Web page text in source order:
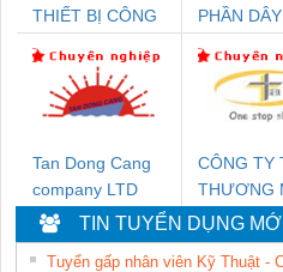
THIẾT BỊ CÔNG
SETSUBI VIỆT
NAM
PHẦN
THƯỢNG
Tan Dong Cang
company LTD
CÔNG TY
THƯƠNG
THIÊN ÂN
NAM
TIN TUYỂN DỤNG MỚI
Tuyển gấp nhân viên Kỹ Thuật -